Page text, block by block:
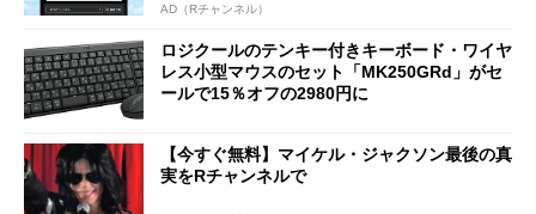
AD（Rチャンネル）
ロジクールのテンキー付きキーボード・ワイヤ
レス小型マウスのセット「MK250GRd」がセ
ールで15％オフの2980円に
【今すぐ無料】マイケル・ジャクソン最後の真
実をRチャンネルで